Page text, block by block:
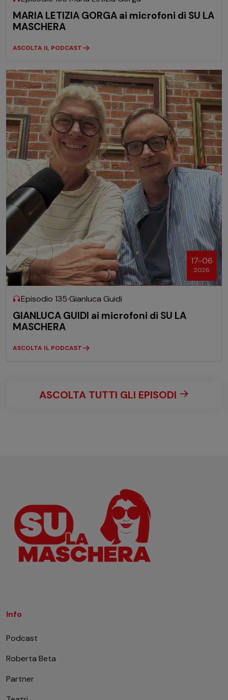
MARIA LETIZIA GORGA ai microfoni di SU LA
MASCHERA
ASCOLTA IL PODCAST
17-06
2026
Episodio 135 Gianluca Guidi
GIANLUCA GUIDI ai microfoni di SU LA
MASCHERA
ASCOLTA IL PODCAST
ASCOLTA TUTTI GLI EPISODI
Info
Podcast
Roberta Beta
Partner